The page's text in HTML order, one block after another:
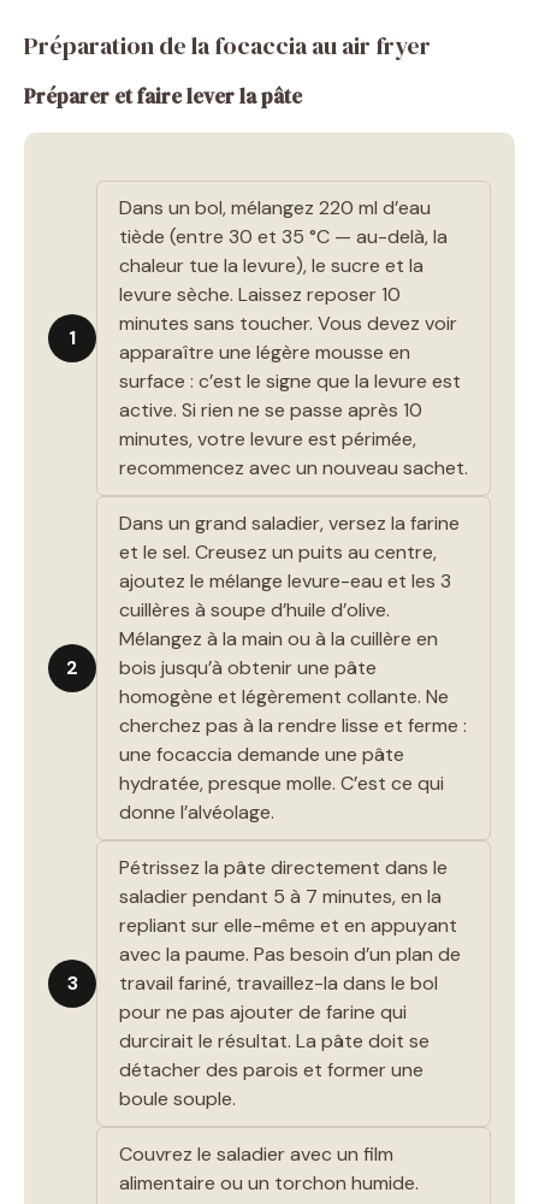
Préparation de la focaccia au air fryer
Préparer et faire lever la pâte
1
Dans un bol, mélangez 220 ml d’eau
tiède (entre 30 et 35 °C — au-delà, la
chaleur tue la levure), le sucre et la
levure sèche. Laissez reposer 10
minutes sans toucher. Vous devez voir
apparaître une légère mousse en
surface : c’est le signe que la levure est
active. Si rien ne se passe après 10
minutes, votre levure est périmée,
recommencez avec un nouveau sachet.
2
Dans un grand saladier, versez la farine
et le sel. Creusez un puits au centre,
ajoutez le mélange levure-eau et les 3
cuillères à soupe d’huile d’olive.
Mélangez à la main ou à la cuillère en
bois jusqu’à obtenir une pâte
homogène et légèrement collante. Ne
cherchez pas à la rendre lisse et ferme :
une focaccia demande une pâte
hydratée, presque molle. C’est ce qui
donne l’alvéolage.
3
Pétrissez la pâte directement dans le
saladier pendant 5 à 7 minutes, en la
repliant sur elle-même et en appuyant
avec la paume. Pas besoin d’un plan de
travail fariné, travaillez-la dans le bol
pour ne pas ajouter de farine qui
durcirait le résultat. La pâte doit se
détacher des parois et former une
boule souple.
Couvrez le saladier avec un film
alimentaire ou un torchon humide.